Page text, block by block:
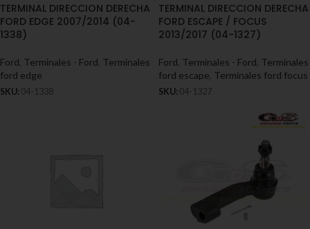
TERMINAL DIRECCION DERECHA
FORD EDGE 2007/2014 (04-
1338)
Ford Terminales - Ford Terminales
ford edge
SKU: 04-1338
TERMINAL DIRECCION DERECHA
FORD ESCAPE / FOCUS
2013/2017 (04-1327)
Ford Terminales - Ford Terminales
ford escape Terminales ford focus
SKU: 04-1327